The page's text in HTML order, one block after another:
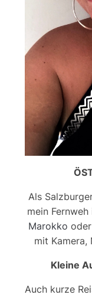
Als
mein
Marokko
mit Kamera,
Kleine
Auch kurze